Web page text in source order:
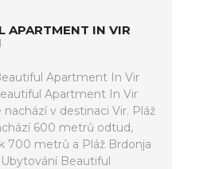
APARTMENT IN VIR
Apartment In Vir
Apartment In Vir
v destinaci Vir. Pláž
600 metrů odtud,
700 metrů a Pláž Brdonja
Beautiful